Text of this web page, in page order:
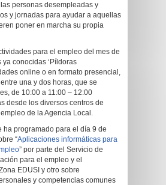
personas desempleadas y
y jornadas para ayudar a aquellas
poner en marcha su propia
para el empleo del mes de
conocidas ‘Píldoras
online o en formato presencial,
una y dos horas, que se
de 10:00 a 11:00 – 12:00
desde los diversos centros de
de la Agencia Local.
ha programado para el día 9 de
“Aplicaciones informáticas para
” por parte del Servicio de
para el empleo y el
EDUSI y otro sobre
y competencias comunes